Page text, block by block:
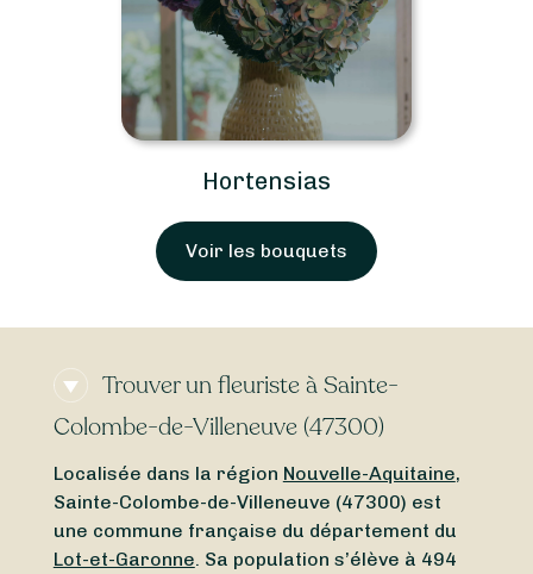
Hortensias
Voir les bouquets
Trouver un fleuriste à Sainte-
Colombe-de-Villeneuve (47300)
Localisée dans la région Nouvelle-Aquitaine,
Sainte-Colombe-de-Villeneuve (47300) est
une commune française du département du
Lot-et-Garonne. Sa population s’élève à 494